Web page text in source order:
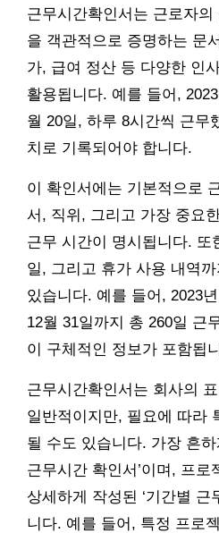
근무시간확인서는 근로자
을 객관적으로 증명하는 문
가, 급여 정산 등 다양한 인
활용됩니다. 예를 들어,
월 20일, 하루 8시간씩 근무
치로 기록되어야 합니다.
이 확인서에는 기본적으로
서, 직위, 그리고 가장 중요
근무 시간이 명시됩니다. 또
일, 그리고 휴가 사용 내역
있습니다. 예를 들어, 2023
12월 31일까지 총 260일 근
이 구체적인 정보가 포함됩
근무시간확인서는 회사의
일반적이지만, 필요에 따라
될 수도 있습니다. 가장 흔
근무시간 확인서’이며, 프로
상세하게 작성된 ‘기간별 근
니다. 예를 들어, 특정 프로